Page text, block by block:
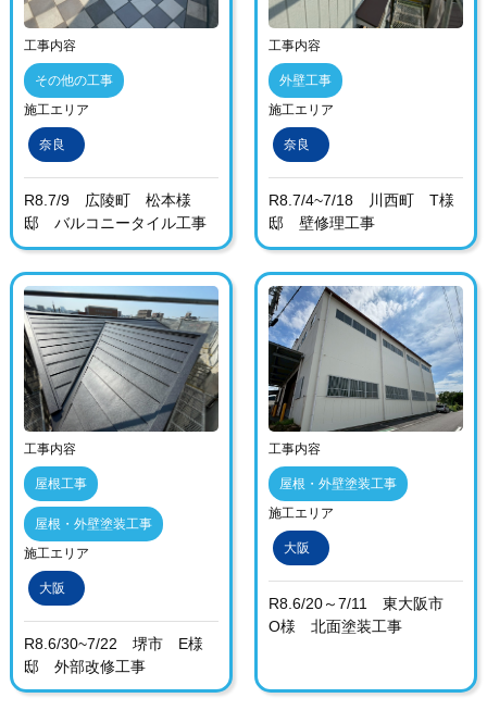
工事内容
その他の工事
施工エリア
奈良
R8.7/9 広陵町 松本様
邸 バルコニータイル工事
工事内容
外壁工事
施工エリア
奈良
R8.7/4~7/18 川西町 T様
邸 壁修理工事
工事内容
屋根工事
屋根・外壁塗装工事
施工エリア
大阪
R8.6/30~7/22 堺市 E様
邸 外部改修工事
工事内容
屋根・外壁塗装工事
施工エリア
大阪
R8.6/20～7/11 東大阪市
O様 北面塗装工事